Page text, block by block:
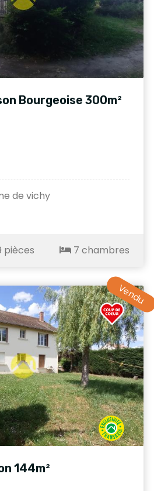
Bourgeoise 300m²
de vichy
pièces 7 chambres
Vendu
144m²